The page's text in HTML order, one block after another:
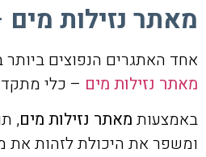
מאתר נזילות מים
אחד האתגרים הנפוצים ביותר
מאתר נזילות מים – כלי
באמצעות מאתר נזילות מים,
ומשפר את היכולת לזהות את